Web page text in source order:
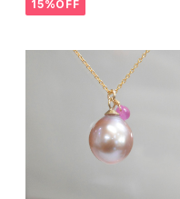
15%OFF